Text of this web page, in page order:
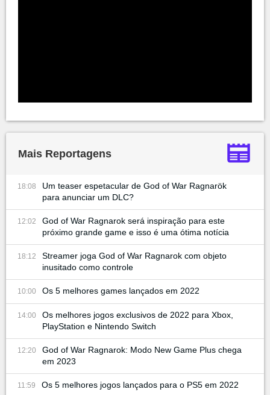
Mais Reportagens
18:08
Um teaser espetacular de God of War Ragnarök
para anunciar um DLC?
12:02
God of War Ragnarok será inspiração para este
próximo grande game e isso é uma ótima notícia
18:12
Streamer joga God of War Ragnarok com objeto
inusitado como controle
10:00 Os 5 melhores games lançados em 2022
14:00
Os melhores jogos exclusivos de 2022 para Xbox,
PlayStation e Nintendo Switch
12:20
God of War Ragnarok: Modo New Game Plus chega
em 2023
11:59 Os 5 melhores jogos lançados para o PS5 em 2022